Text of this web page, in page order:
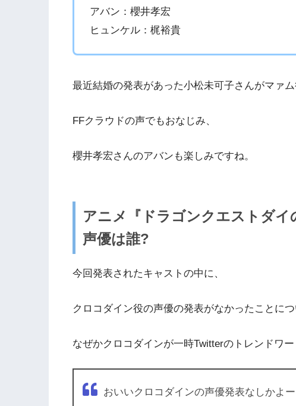
アバン：櫻井孝宏
ヒュンケル：梶裕貴
最近結婚の発表があった小松未可子さんがマァ
FFクラウドの声でもおなじみ、
櫻井孝宏さんのアバンも楽しみですね。
アニメ『ドラゴンクエストダ
声優は誰?
今回発表されたキャストの中に、
クロコダイン役の声優の発表がなかったことにつ
なぜかクロコダインが一時Twitterのトレンドワー
おいいクロコダインの声優発表なしかよー